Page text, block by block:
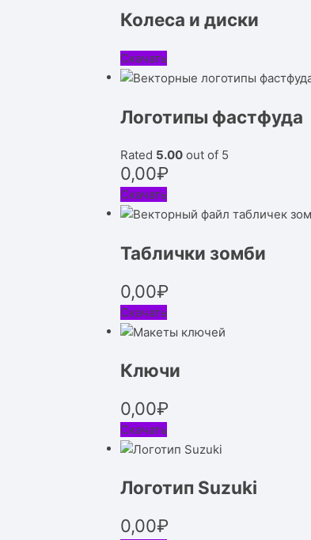
Колеса и диски
Скачать
Логотипы фастфуда
Rated 5.00 out of 5
0,00₽
Скачать
Таблички зомби
0,00₽
Скачать
Ключи
0,00₽
Скачать
Логотип Suzuki
0,00₽